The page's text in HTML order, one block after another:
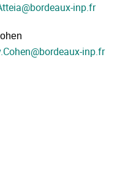
@bordeaux-inp.fr
@bordeaux-inp.fr